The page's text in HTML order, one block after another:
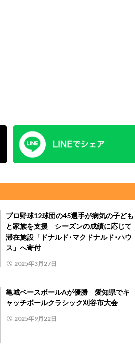
プロ野球12球団の45選手が病気の子ども
と家族を支援 シーズンの成績に応じて
滞在施設「ドナルド･マクドナルド･ハウ
ス」へ寄付
2025年3月27日
亀城ベースボールAが優勝 愛知県でキ
ャッチボールクラシック刈谷市大会
2025年9月22日